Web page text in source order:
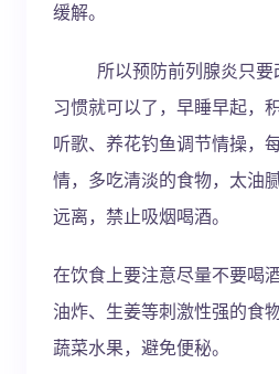
缓解。
所以预防前列腺炎只要
习惯就可以了，早睡早起，
听歌、养花钓鱼调节情操，
情，多吃清淡的食物，太油
远离，禁止吸烟喝酒。
在饮食上要注意尽量不要喝
油炸、生姜等刺激性强的食
蔬菜水果，避免便秘。